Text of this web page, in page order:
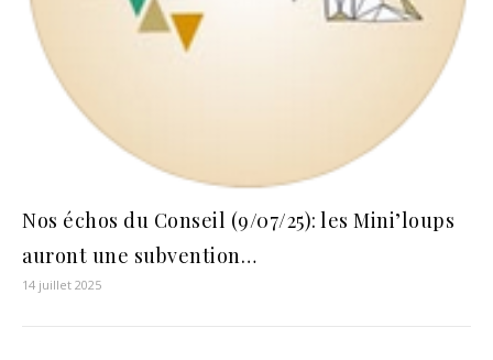
Nos échos du Conseil (9/07/25): les Mini’loups
auront une subvention…
14 juillet 2025